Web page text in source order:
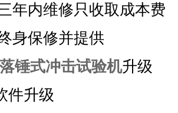
年内维修只收取成本费
身保修并提供
锤式冲击试验机升级
件升级